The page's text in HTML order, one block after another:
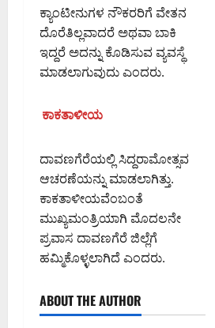
ಕ್ಯಾಂಟೀನುಗಳ ನೌಕರರಿಗೆ ವೇತನ
ದೊರೆತಿಲ್ಲವಾದರೆ ಅಥವಾ ಬಾಕಿ
ಇದ್ದರೆ ಅದನ್ನು ಕೊಡಿಸುವ ವ್ಯವಸ್ಥೆ
ಮಾಡಲಾಗುವುದು ಎಂದರು.
ಕಾಕತಾಳೀಯ
ದಾವಣಗೆರೆಯಲ್ಲಿ ಸಿದ್ದರಾಮೋತ್ಸವ
ಆಚರಣೆಯನ್ನು ಮಾಡಲಾಗಿತ್ತು.
ಕಾಕತಾಳೀಯವೆಂಬಂತೆ
ಮುಖ್ಯಮಂತ್ರಿಯಾಗಿ ಮೊದಲನೇ
ಪ್ರವಾಸ ದಾವಣಗೆರೆ ಜಿಲ್ಲೆಗೆ
ಹಮ್ಮಿಕೊಳ್ಳಲಾಗಿದೆ ಎಂದರು.
ABOUT THE AUTHOR